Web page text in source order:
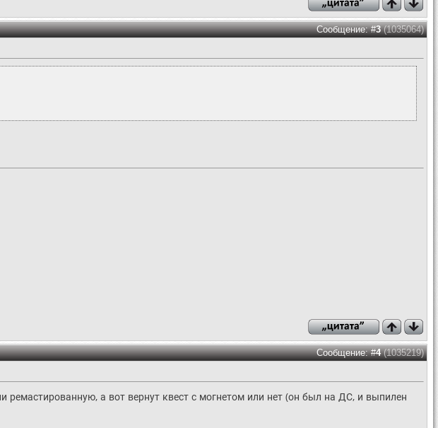
Сообщение: #3(1035064)
Сообщение: #4(1035219)
а вот вернут квест с могнетом или нет (он был на ДС, и выпилен